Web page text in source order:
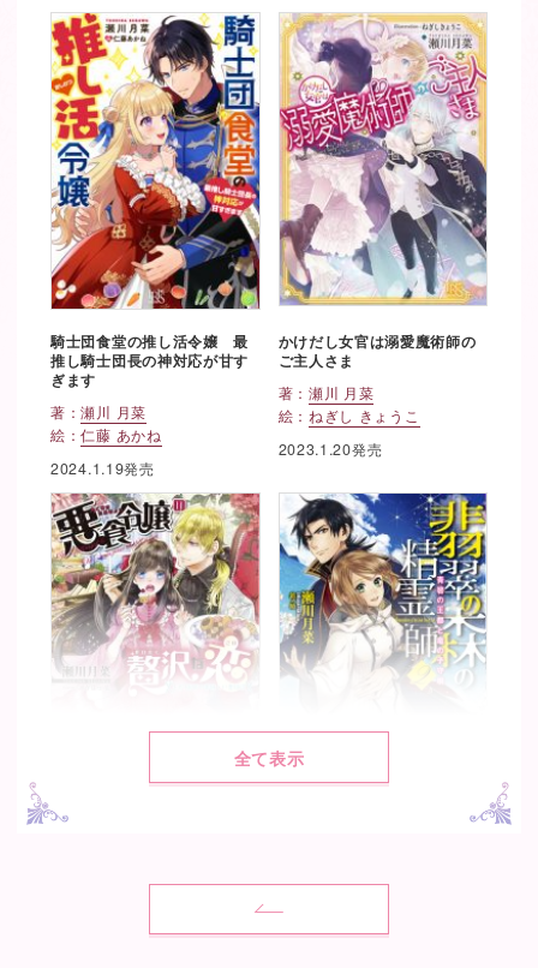
騎士団食堂の推し活令嬢 最
推し騎士団長の神対応が甘す
ぎます
著：瀬川 月菜
絵：仁藤 あかね
2024.1.19発売
かけだし女官は溺愛魔術師の
ご主人さま
著： 瀬川 月菜
絵： ねぎし きょうこ
2023.1.20発売
悪食令嬢の贅沢な恋 王太子
2019.10.19発売
翡翠の森の精霊師2 青碧の王
2019.2.20発売
全て表示